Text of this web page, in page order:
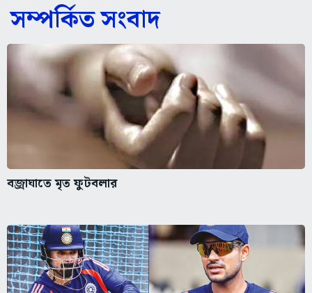
সম্পর্কিত সংবাদ
বজ্রাঘাতে মৃত ফুটবলার